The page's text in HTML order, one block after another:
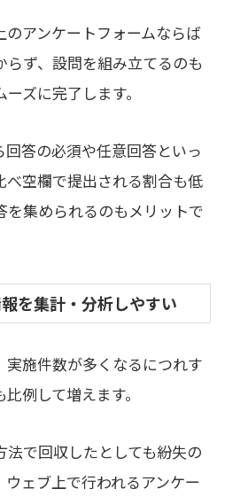
アンケートフォームならば
ず、設問を組み立てるのも
ズに完了します。
答の必須や任意回答といっ
べ空欄で提出される割合も低
を集められるのもメリットで
を集計・分析しやすい
施件数が多くなるにつれす
例して増えます。
で回収したとしても紛失の
ェブ上で行われるアンケー